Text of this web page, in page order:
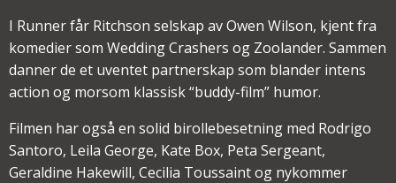
I Runner får Ritchson selskap av Owen Wilson, kjent fra
komedier som Wedding Crashers og Zoolander. Sammen
danner de et uventet partnerskap som blander intens
action og morsom klassisk “buddy-film” humor.
Filmen har også en solid birollebesetning med Rodrigo
Santoro, Leila George, Kate Box, Peta Sergeant,
Geraldine Hakewill, Cecilia Toussaint og nykommer